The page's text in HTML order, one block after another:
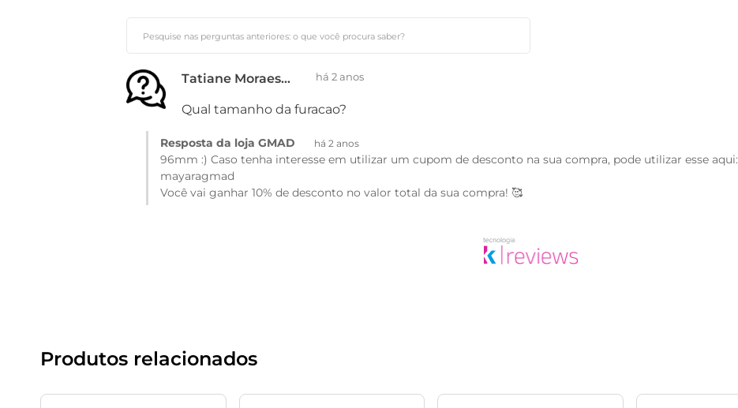
Tatiane Moraes Miranda Severino há 2 anos
Qual tamanho da furacao?
Resposta da loja GMAD há 2 anos
96mm :) Caso tenha interesse em utilizar um cupom de desconto na sua compra, pode utilizar esse aqui:
mayaragmad
Você vai ganhar 10% de desconto no valor total da sua compra! 🥰
Produtos relacionados